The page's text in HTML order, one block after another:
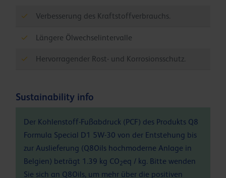
Verbesserung des Kraftstoffverbrauchs.
Längere Ölwechselintervalle
Hervorragender Rost- und Korrosionsschutz.
Sustainability info
Der Kohlenstoff-Fußabdruck (PCF) des Produkts Q8
Formula Special D1 5W-30 von der Entstehung bis
zur Auslieferung (Q8Oils hochmoderne Anlage in
Belgien) beträgt 1.39 kg CO2eq / kg. Bitte wenden
Sie sich an Q8Oils, um mehr über die positiven